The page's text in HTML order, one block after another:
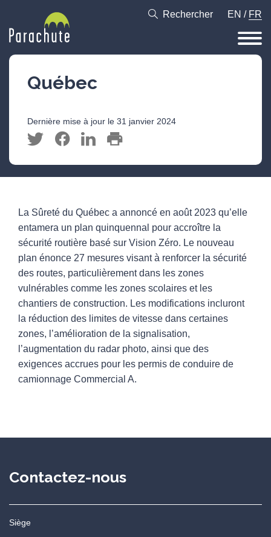
Rechercher EN / FR
Québec
Dernière mise à jour le 31 janvier 2024
La Sûreté du Québec a annoncé en août 2023 qu’elle
entamera un plan quinquennal pour accroître la
sécurité routière basé sur Vision Zéro. Le nouveau
plan énonce 27 mesures visant à renforcer la sécurité
des routes, particulièrement dans les zones
vulnérables comme les zones scolaires et les
chantiers de construction. Les modifications incluront
la réduction des limites de vitesse dans certaines
zones, l’amélioration de la signalisation,
l’augmentation du radar photo, ainsi que des
exigences accrues pour les permis de conduire de
camionnage Commercial A.
Contactez-nous
Siège